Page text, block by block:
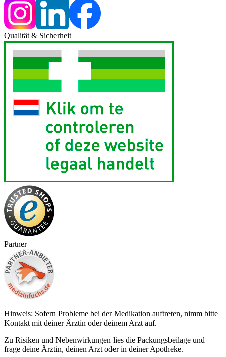
Qualität & Sicherheit
Partner
Hinweis: Sofern Probleme bei der Medikation auftreten, nimm bitte
Kontakt mit deiner Ärztin oder deinem Arzt auf.
Zu Risiken und Nebenwirkungen lies die Packungsbeilage und
frage deine Ärztin, deinen Arzt oder in deiner Apotheke.